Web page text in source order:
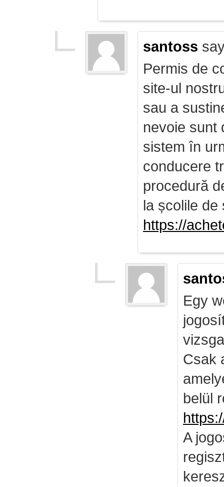
santoss
Permis de
site-ul
sau a
nevoie sunt
sistem în
conducere
procedură
la școlile de
https://
Egy
Csak
belül
A